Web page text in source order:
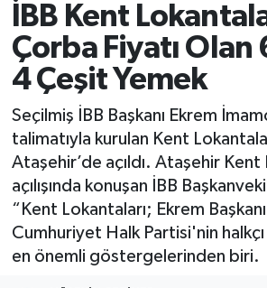
İBB Kent
Çorba Fiyatı Olan
4 Çeşit Yemek
Seçilmiş İBB Başkanı Ekrem
talimatıyla kurulan Kent
Ataşehir’de açıldı. Ataşehir Kent
açılışında konuşan İBB
“Kent Lokantaları; Ekrem
Cumhuriyet Halk Partisi'nin
en önemli göstergelerinden biri.